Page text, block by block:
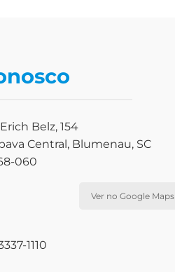
Belz, 154
Central, Blumenau, SC
060
Ver no Google Maps
1110